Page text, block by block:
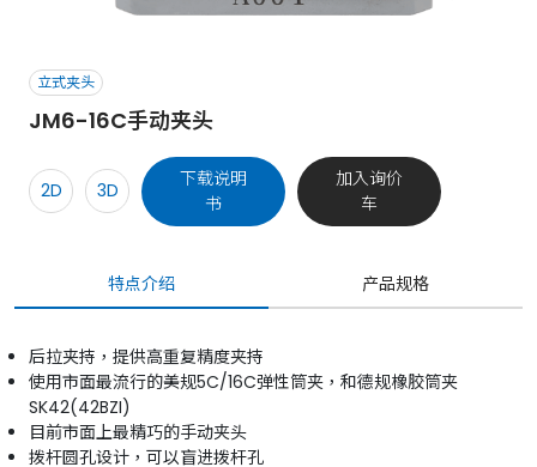
立式夹头
JM6-16C手动夹头
2D 3D
下载说明
书
加入询价
车
特点介绍 产品规格
后拉夹持，提供高重复精度夹持
使用市面最流行的美规5C/16C弹性筒夹，和德规橡胶筒夹
SK42(42BZI)
目前市面上最精巧的手动夹头
拨杆圆孔设计，可以盲进拨杆孔